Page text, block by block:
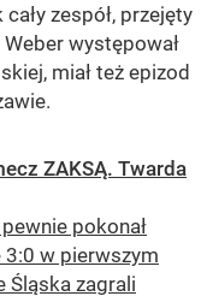
zespół, przejęty
występował
miał też epizod
ZAKSĄ. Twarda
pokonał
3:0 w pierwszym
Śląska zagrali